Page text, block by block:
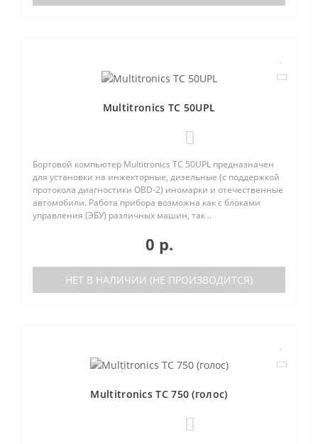
Multitronics TC 50UPL
Бортовой компьютер Multitronics TC 50UPL предназначен
для установки на инжекторные, дизельные (с поддержкой
протокола диагностики OBD-2) иномарки и отечественные
автомобили. Работа прибора возможна как с блоками
управления (ЭБУ) различных машин, так ..
0 р.
НЕТ В НАЛИЧИИ (НЕ ПРОИЗВОДИТСЯ)
Multitronics TC 750 (голос)